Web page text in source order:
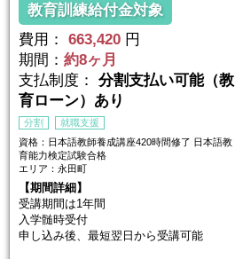
教育訓練給付金対象
費用：
663,420 円
期間： 約8ヶ月
支払制度： 分割支払い可能（教
育ローン）あり
分割
就職支援
資格：日本語教師養成講座420時間修了 日本語教
育能力検定試験合格
エリア：永田町
【期間詳細】
受講期間は1年間
入学髄時受付
申し込み後、最短翌日から受講可能